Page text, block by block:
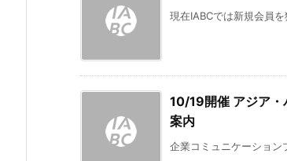
現在IABCでは新規会員
10/19開催 アジア・
案内
企業コミュニケーショ